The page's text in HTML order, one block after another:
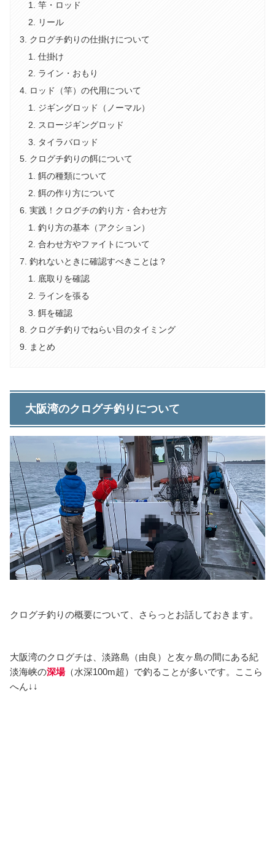
竿・ロッド
リール
クログチ釣りの仕掛けについて
仕掛け
ライン・おもり
ロッド（竿）の代用について
ジギングロッド（ノーマル）
スロージギングロッド
タイラバロッド
クログチ釣りの餌について
餌の種類について
餌の作り方について
実践！クログチの釣り方・合わせ方
釣り方の基本（アクション）
合わせ方やファイトについて
釣れないときに確認すべきことは？
底取りを確認
ラインを張る
餌を確認
クログチ釣りでねらい目のタイミング
まとめ
大阪湾のクログチ釣りについて
クログチ釣りの概要について、さらっとお話しておきます。
大阪湾のクログチは、淡路島（由良）と友ヶ島の間にある紀
淡海峡の深場（水深100m超）で釣ることが多いです。ここら
へん↓↓